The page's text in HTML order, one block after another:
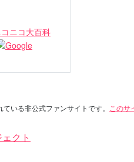
いる非公式ファンサイトです。 このサ
クト